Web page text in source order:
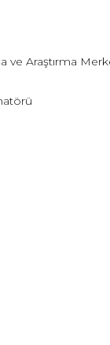
ve Araştırma